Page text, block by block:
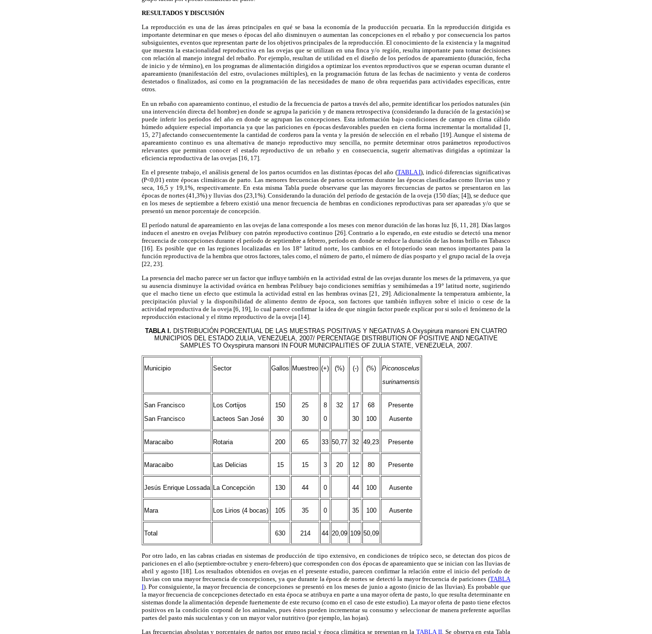
RESULTADOS Y DISCUSIÓN
La reproducción es una de las áreas principales en qué se basa la economía de la producción pecuaria. En la reproducción dirigida es
importante determinar en que meses o épocas del año disminuyen o aumentan las concepciones en el rebaño y por consecuencia los partos
subsiguientes, eventos que representan parte de los objetivos principales de la reproducción. El conocimiento de la existencia y la magnitud
que muestra la estacionalidad reproductiva en las ovejas que se utilizan en una finca y/o región, resulta importante para tomar decisiones
con relación al manejo integral del rebaño. Por ejemplo, resultan de utilidad en el diseño de los períodos de apareamiento (duración, fecha
de inicio y de término), en los programas de alimentación dirigidos a optimizar los eventos reproductivos que se esperan ocurran durante el
apareamiento (manifestación del estro, ovulaciones múltiples), en la programación futura de las fechas de nacimiento y venta de corderos
destetados o finalizados, así como en la programación de las necesidades de mano de obra requeridas para actividades específicas, entre
otros.
En un rebaño con apareamiento continuo, el estudio de la frecuencia de partos a través del año, permite identificar los períodos naturales (sin
una intervención directa del hombre) en donde se agrupa la parición y de manera retrospectiva (considerando la duración de la gestación) se
puede inferir los períodos del año en donde se agrupan las concepciones. Esta información bajo condiciones de campo en clima cálido
húmedo adquiere especial importancia ya que las pariciones en épocas desfavorables pueden en cierta forma incrementar la mortalidad [1,
15, 27] afectando consecuentemente la cantidad de corderos para la venta y la presión de selección en el rebaño [19]. Aunque el sistema de
apareamiento continuo es una alternativa de manejo reproductivo muy sencilla, no permite determinar otros parámetros reproductivos
relevantes que permitan conocer el estado reproductivo de un rebaño y en consecuencia, sugerir alternativas dirigidas a optimizar la
eficiencia reproductiva de las ovejas [16, 17].
En el presente trabajo, el análisis general de los partos ocurridos en las distintas épocas del año (TABLA I), indicó diferencias significativas
(P<0,01) entre épocas climáticas de parto. Las menores frecuencias de partos ocurrieron durante las épocas clasificadas como lluvias uno y
seca, 16,5 y 19,1%, respectivamente. En esta misma Tabla puede observarse que las mayores frecuencias de partos se presentaron en las
épocas de nortes (41,3%) y lluvias dos (23,1%). Considerando la duración del período de gestación de la oveja (150 días; [4]), se deduce que
en los meses de septiembre a febrero existió una menor frecuencia de hembras en condiciones reproductivas para ser apareadas y/o que se
presentó un menor porcentaje de concepción.
El período natural de apareamiento en las ovejas de lana corresponde a los meses con menor duración de las horas luz [6, 11, 28]. Días largos
inducen el anestro en ovejas Pelibuey con patrón reproductivo continuo [26]. Contrario a lo esperado, en este estudio se detectó una menor
frecuencia de concepciones durante el período de septiembre a febrero, período en donde se reduce la duración de las horas brillo en Tabasco
[16]. Es posible que en las regiones localizadas en los 18° latitud norte, los cambios en el fotoperíodo sean menos importantes para la
función reproductiva de la hembra que otros factores, tales como, el número de parto, el número de días posparto y el grupo racial de la oveja
[22, 23].
La presencia del macho parece ser un factor que influye también en la actividad estral de las ovejas durante los meses de la primavera, ya que
su ausencia disminuye la actividad ovárica en hembras Pelibuey bajo condiciones semifrías y semihúmedas a 19° latitud norte, sugiriendo
que el macho tiene un efecto que estimula la actividad estral en las hembras ovinas [21, 29]. Adicionalmente la temperatura ambiente, la
precipitación pluvial y la disponibilidad de alimento dentro de época, son factores que también influyen sobre el inicio o cese de la
actividad reproductiva de la oveja [6, 19], lo cual parece confirmar la idea de que ningún factor puede explicar por si solo el fenómeno de la
reproducción estacional y el ritmo reproductivo de la oveja [14].
TABLA I. DISTRIBUCIÓN PORCENTUAL DE LAS MUESTRAS POSITIVAS Y NEGATIVAS A Oxyspirura mansoni EN CUATRO
MUNICIPIOS DEL ESTADO ZULIA, VENEZUELA, 2007/ PERCENTAGE DISTRIBUTION OF POSITIVE AND NEGATIVE
SAMPLES TO Oxyspirura mansoni IN FOUR MUNICIPALITIES OF ZULIA STATE, VENEZUELA, 2007.
Municipio Sector Gallos Muestreo (+) (%) (-) (%)
Piconoscelus
surinamensis
San Francisco
San Francisco
Los Cortijos
Lacteos San José
150
30
25
30
8
0
32
17
30
68
100
Presente
Ausente
Maracaibo Rotaria 200 65 33 50,77 32 49,23 Presente
Maracaibo Las Delicias 15 15 3 20 12 80 Presente
Jesús Enrique Lossada La Concepción 130 44 0 44 100 Ausente
Mara Los Lirios (4 bocas) 105 35 0 35 100 Ausente
Total 630 214 44 20,09 109 50,09
Por otro lado, en las cabras criadas en sistemas de producción de tipo extensivo, en condiciones de trópico seco, se detectan dos picos de
pariciones en el año (septiembre-octubre y enero-febrero) que corresponden con dos épocas de apareamiento que se inician con las lluvias de
abril y agosto [18]. Los resultados obtenidos en ovejas en el presente estudio, parecen confirmar la relación entre el inicio del período de
lluvias con una mayor frecuencia de concepciones, ya que durante la época de nortes se detectó la mayor frecuencia de pariciones (TABLA
I). Por consiguiente, la mayor frecuencia de concepciones se presentó en los meses de junio a agosto (inicio de las lluvias). Es probable que
la mayor frecuencia de concepciones detectado en esta época se atribuya en parte a una mayor oferta de pasto, lo que resulta determinante en
sistemas donde la alimentación depende fuertemente de este recurso (como en el caso de este estudio). La mayor oferta de pasto tiene efectos
positivos en la condición corporal de los animales, pues éstos pueden incrementar su consumo y seleccionar de manera preferente aquellas
partes del pasto más suculentas y con un mayor valor nutritivo (por ejemplo, las hojas).
Las frecuencias absolutas y porcentajes de partos por grupo racial y época climática se presentan en laTABLA II. Se observa en esta Tabla